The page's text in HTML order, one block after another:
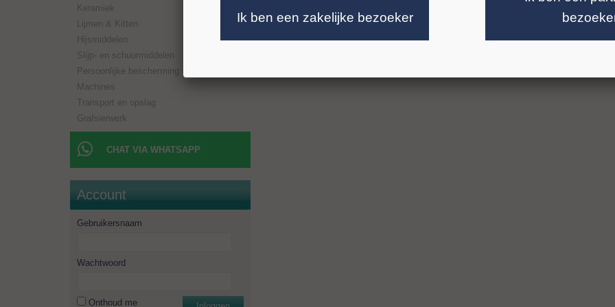
Keramiek
Lijmen & Kitten
Hijsmiddelen
Slijp- en schuurmiddelen
Persoonlijke bescherming
Machines
Transport en opslag
Grafsierwerk
CHAT VIA WHATSAPP
Account
Gebruikersnaam
Wachtwoord
Onthoud me
Boorlengte (BD): 150 mm
Aansluiting: R 1/2"
Ik ben een zakelijke bezoeker